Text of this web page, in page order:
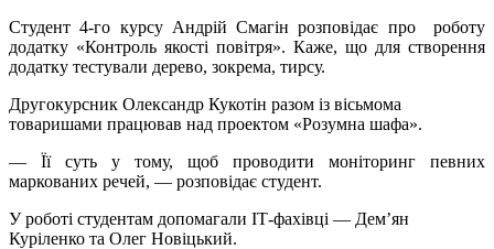
Студент 4-го курсу Андрій Смагін розповідає про роботу
додатку «Контроль якості повітря». Каже, що для створення
додатку тестували дерево, зокрема, тирсу.
Другокурсник Олександр Кукотін разом із вісьмома
товаришами працював над проектом «Розумна шафа».
— Її суть у тому, щоб проводити моніторинг певних
маркованих речей, — розповідає студент.
У роботі студентам допомагали ІТ-фахівці — Дем’ян
Куріленко та Олег Новіцький.